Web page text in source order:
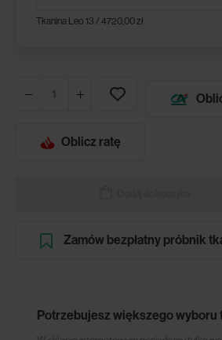
Tkanina Leo 13 / 4720,00 zł
Oblicz ratę
Zamów bezpłatny próbnik
Potrzebujesz większego wyboru